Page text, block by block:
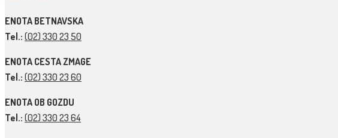
ENOTA BETNAVSKA
Tel.: (02) 330 23 50
ENOTA CESTA ZMAGE
Tel.: (02) 330 23 60
ENOTA OB GOZDU
Tel.: (02) 330 23 64